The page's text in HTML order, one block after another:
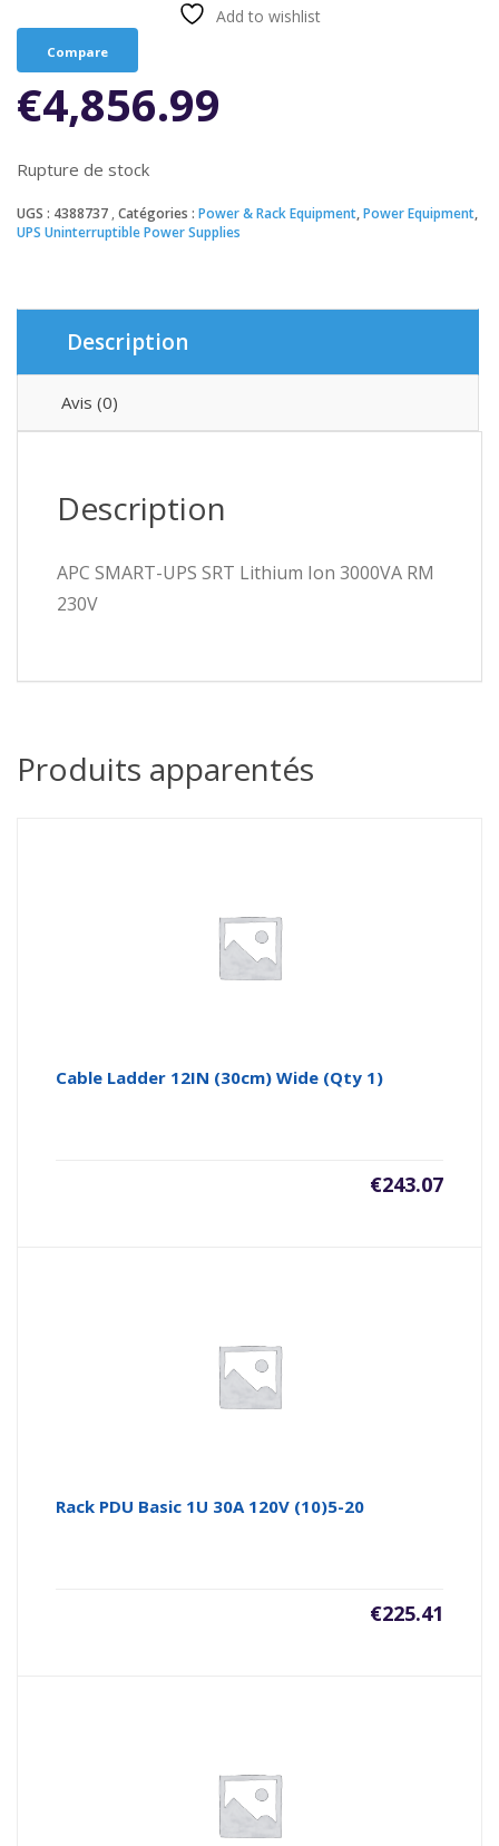
Add to wishlist
Compare
€4,856.99
Rupture de stock
UGS : 4388737 Catégories : Power & Rack Equipment,Power Equipment,
UPS Uninterruptible Power Supplies
Description
Avis (0)
Description
APC SMART-UPS SRT Lithium Ion 3000VA RM
230V
Produits apparentés
Cable Ladder 12IN (30cm) Wide (Qty 1)
€243.07
Rack PDU Basic 1U 30A 120V (10)5-20
€225.41